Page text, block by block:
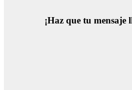
¡Haz que tu mensaje